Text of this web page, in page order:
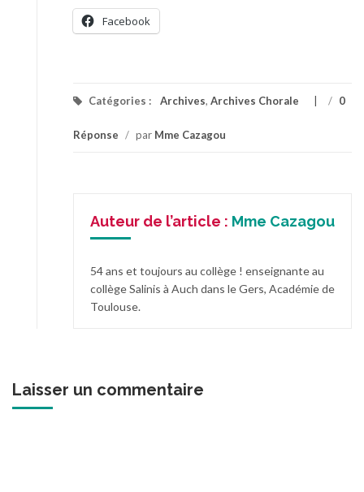
Facebook
Catégories : Archives, Archives Chorale / 0
Réponse / par Mme Cazagou
Auteur de l’article : Mme Cazagou
54 ans et toujours au collège ! enseignante au
collège Salinis à Auch dans le Gers, Académie de
Toulouse.
Laisser un commentaire